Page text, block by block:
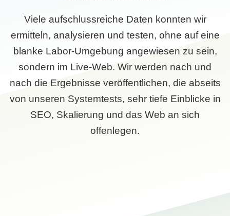
Viele aufschlussreiche Daten konnten wir
ermitteln, analysieren und testen, ohne auf eine
blanke Labor-Umgebung angewiesen zu sein,
sondern im Live-Web. Wir werden nach und
nach die Ergebnisse veröffentlichen, die abseits
von unseren Systemtests, sehr tiefe Einblicke in
SEO, Skalierung und das Web an sich
offenlegen.